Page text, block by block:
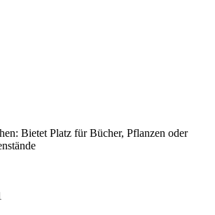
Bietet Platz für Bücher, Pflanzen oder